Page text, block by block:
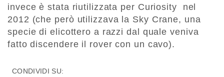
invece è stata riutilizzata per Curiosity nel
2012 (che però utilizzava la Sky Crane, una
specie di elicottero a razzi dal quale veniva
fatto discendere il rover con un cavo).
CONDIVIDI SU: